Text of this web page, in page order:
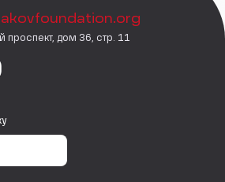
проспект, дом 36, стр. 11